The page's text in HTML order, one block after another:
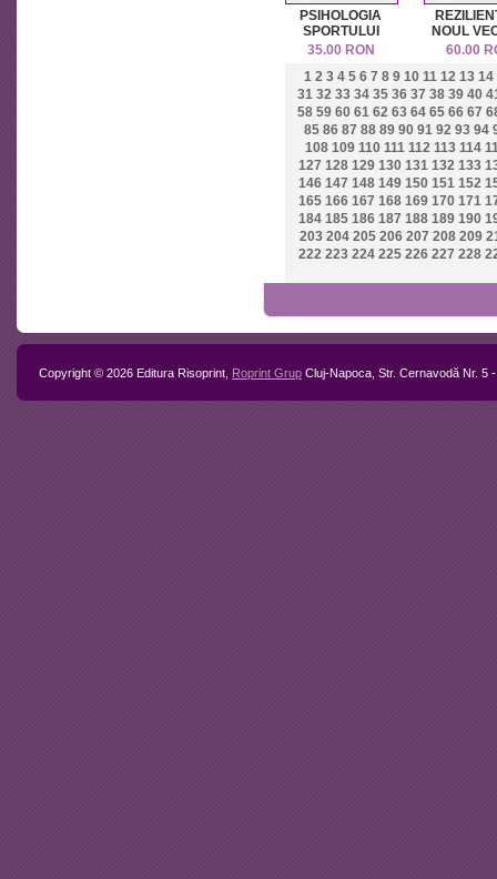
PSIHOLOGIA
SPORTULUI
35.00 RON
NOUL
AL
& Soft
60.00
1 2 3 4 5 6 7 8 9 10 11 12 13 14
31 32 33 34 35 36 37 38 39 40
58 59 60 61 62 63 64 65 66 67
85 86 87 88 89 90 91 92 93 94
108 109 110 111 112 113 114
127 128 129 130 131 132 133
146 147 148 149 150 151 152
165 166 167 168 169 170 171
184 185 186 187 188 189 190
203 204 205 206 207 208 209
222 223 224 225 226 227 228
Copyright © 2026 Editura Risoprint, Roprint Grup Cluj-Napoca, Str. Cernavodă Nr. 5